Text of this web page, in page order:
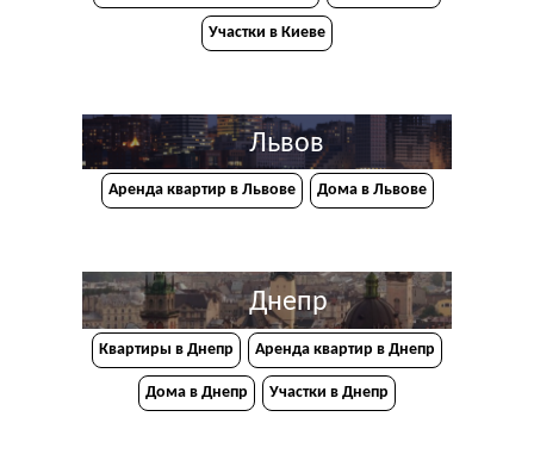
Участки в Киеве
Львов
Аренда квартир в Львове Дома в Львове
Днепр
Квартиры в Днепр Аренда квартир в Днепр
Дома в Днепр Участки в Днепр